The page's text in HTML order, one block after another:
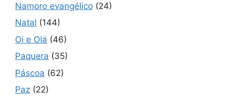
Namoro evangélico (24)
Natal (144)
Oi e Olá (46)
Paquera (35)
Páscoa (62)
Paz (22)